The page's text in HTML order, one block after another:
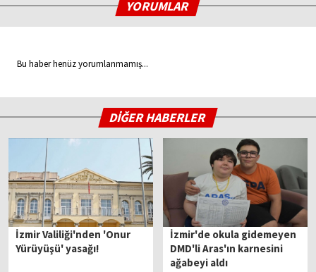
YORUMLAR
Bu haber henüz yorumlanmamış...
DİĞER HABERLER
İzmir Valiliği'nden 'Onur
Yürüyüşü' yasağı!
İzmir'de okula gidemeyen
DMD'li Aras'ın karnesini
ağabeyi aldı